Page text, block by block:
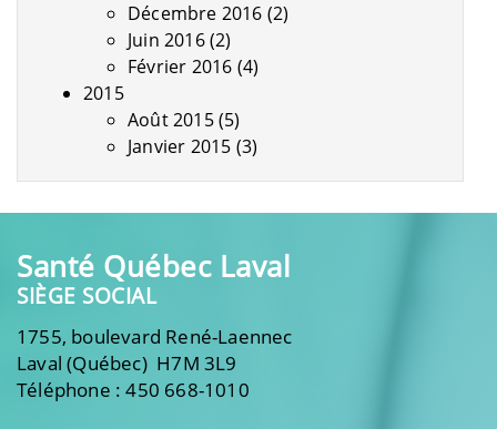
Décembre 2016 (2)
Juin 2016(2)
Février 2016 (4)
2015
Août 2015(5)
Janvier 2015 (3)
Santé Québec Laval
SIÈGE SOCIAL
1755, boulevard René-Laennec
Laval (Québec) H7M 3L9
Téléphone : 450 668-1010